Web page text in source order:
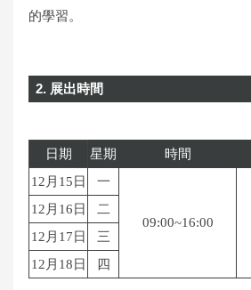
的學習。
2. 展出時間
日期 星期 時間
12月15日
一
09:00~16:00
12月16日
二
12月17日
三
12月18日
四